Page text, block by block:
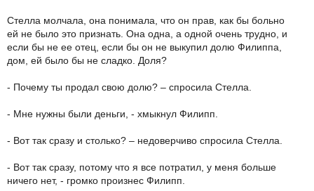
Стелла молчала, она понимала, что он прав, как бы больно
ей не было это признать. Она одна, а одной очень трудно, и
если бы не ее отец, если бы он не выкупил долю Филиппа,
дом, ей было бы не сладко. Доля?
- Почему ты продал свою долю? – спросила Стелла.
- Мне нужны были деньги, - хмыкнул Филипп.
- Вот так сразу и столько? – недоверчиво спросила Стелла.
- Вот так сразу, потому что я все потратил, у меня больше
ничего нет, - громко произнес Филипп.